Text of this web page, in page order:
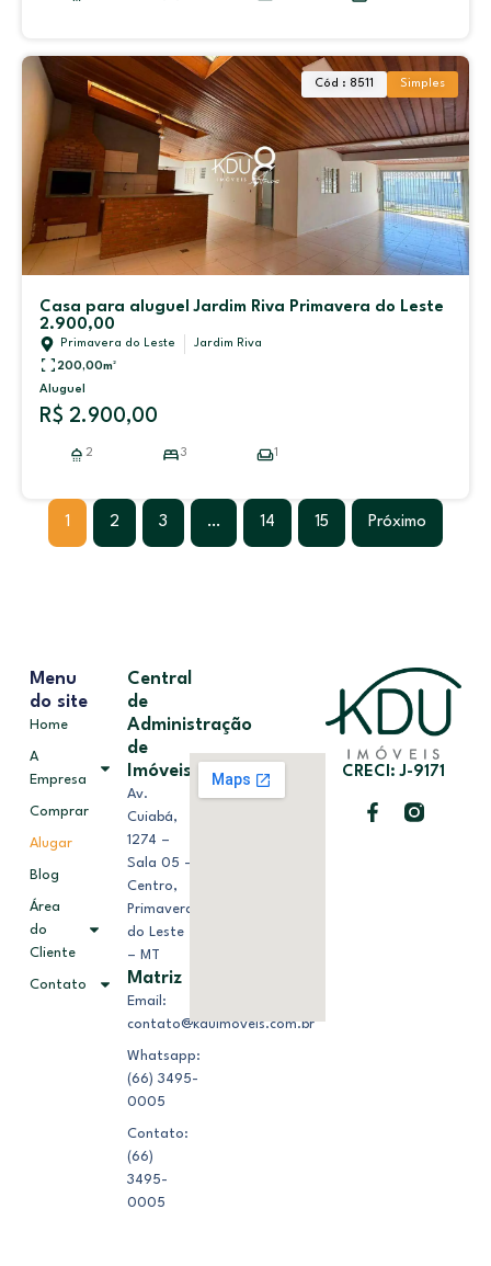
Cód : 8511 Simples
Casa para aluguel Jardim Riva Primavera do Leste
2.900,00
Primavera do Leste
Jardim Riva
200,00m²
Aluguel
R$ 2.900,00
2 3 1
1 2 3 … 14 15 Próximo
CRECI: J-9171
Menu
do site
Home
A
Empresa
Comprar
Alugar
Blog
Área
do
Cliente
Contato
Central
de
Administração
de
Imóveis
Av.
Cuiabá,
1274 –
Sala 05 –
Centro,
Primavera
do Leste
– MT
Matriz
Email:
contato@kduimoveis.com.br
Whatsapp:
(66) 3495-
0005
Contato:
(66)
3495-
0005